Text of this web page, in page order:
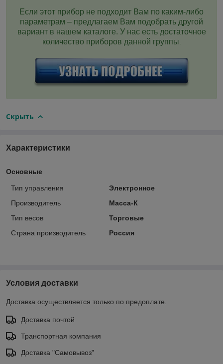
Если этот прибор не подходит Вам по каким-либо
параметрам – предлагаем Вам подобрать другой
вариант в нашем каталоге. У нас есть достаточное
количество приборов данной группы
Скрыть
Характеристики
Основные
Тип управления
Электронное
Производитель
Масса-К
Тип весов
Торговые
Страна производитель
Россия
Условия доставки
Доставка осуществляется только по предоплате.
Доставка почтой
Транспортная компания
Доставка "Самовывоз"